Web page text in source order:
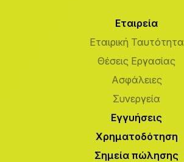
Εταιρεία
Εταιρική Ταυτότητα
Θέσεις Εργασίας
Ασφάλειες
Συνεργεία
Εγγυήσεις
Χρηματοδότηση
Σημεία πώλησης